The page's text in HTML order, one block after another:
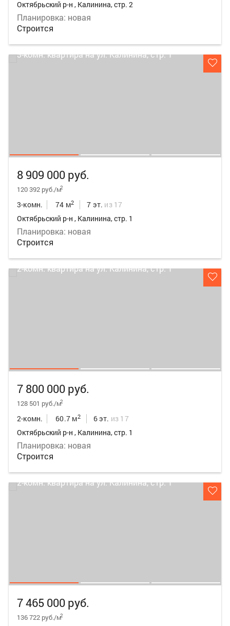
Октябрьский р-н , Калинина, стр. 2
Планировка: новая
Строится
8 909 000 руб.
120 392 руб./м2
3-комн. 74 м2 7 эт. из 17
Октябрьский р-н , Калинина, стр. 1
Планировка: новая
Строится
7 800 000 руб.
128 501 руб./м2
2-комн. 60.7 м2 6 эт. из 17
Октябрьский р-н , Калинина, стр. 1
Планировка: новая
Строится
7 465 000 руб.
136 722 руб./м2